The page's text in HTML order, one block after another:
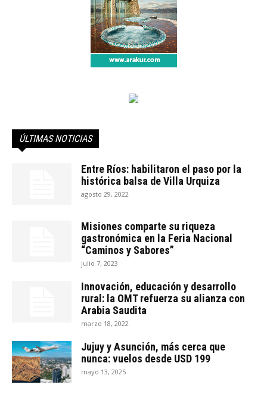
ÚLTIMAS NOTICIAS
Entre Ríos: habilitaron el paso por la
histórica balsa de Villa Urquiza
agosto 29, 2022
Misiones comparte su riqueza
gastronómica en la Feria Nacional
“Caminos y Sabores”
julio 7, 2023
Innovación, educación y desarrollo
rural: la OMT refuerza su alianza con
Arabia Saudita
marzo 18, 2022
Jujuy y Asunción, más cerca que
nunca: vuelos desde USD 199
mayo 13, 2025